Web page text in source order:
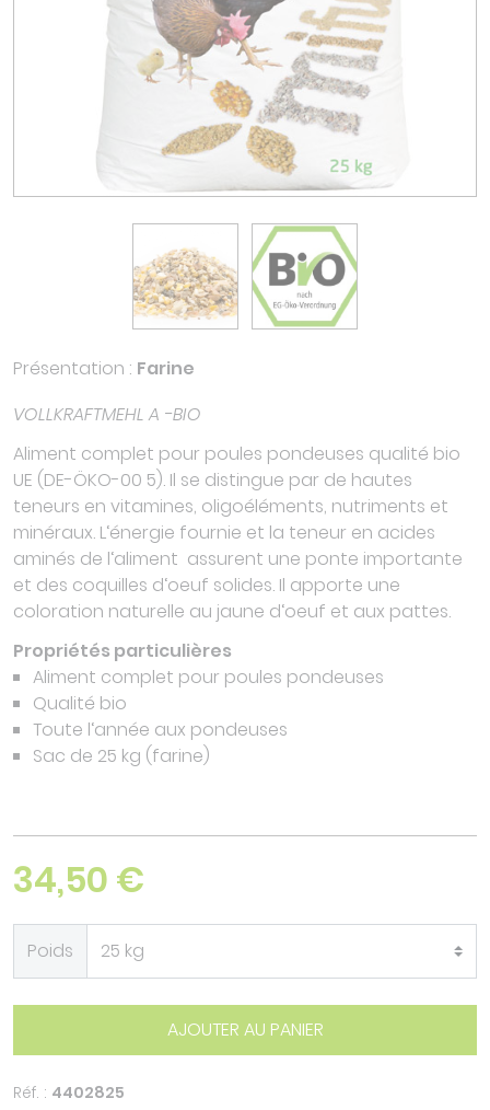
Présentation : Farine
VOLLKRAFTMEHL A -BIO
Aliment complet pour poules pondeuses qualité bio
UE (DE-ÖKO-00 5). Il se distingue par de hautes
teneurs en vitamines, oligoéléments, nutriments et
minéraux. L‘énergie fournie et la teneur en acides
aminés de l‘aliment assurent une ponte importante
et des coquilles d‘oeuf solides. Il apporte une
coloration naturelle au jaune d‘oeuf et aux pattes.
Propriétés particulières
Aliment complet pour poules pondeuses
Qualité bio
Toute l‘année aux pondeuses
Sac de 25 kg (farine)
34,50 €
Poids
AJOUTER AU PANIER
Réf. : 4402825